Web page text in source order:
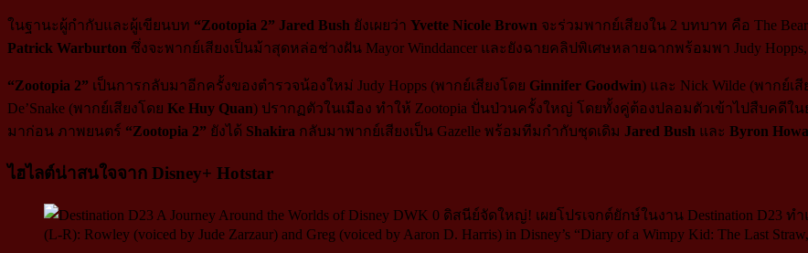
ในฐานะผู้กำกับและผู้เขียนบท “Zootopia 2” Jared Bush ยังเผยว่า Yvette Nicole Brown จะร่วมพากย์เสียงใน 2 บทบาท คือ The
Patrick Warburton ซึ่งจะพากย์เสียงเป็นม้าสุดหล่อช่างฝัน Mayor Winddancer และยังฉายคลิปพิเศษหลายฉากพร้อมพา Judy
“Zootopia 2” เป็นการกลับมาอีกครั้งของตำรวจน้องใหม่ Judy Hopps (พากย์เสียงโดย Ginnifer Goodwin) และ Nick Wilde (พากย์เสี
De’Snake (พากย์เสียงโดย Ke Huy Quan) ปรากฏตัวในเมือง ทำให้ Zootopia ปั่นป่วนครั้งใหญ่ โดยทั้งคู่ต้องปลอมตัวเข้าไปสืบค
มาก่อน ภาพยนตร์ “Zootopia 2” ยังได้ Shakira กลับมาพากย์เสียงเป็น Gazelle พร้อมทีมกำกับชุดเดิม Jared Bush และ Byron
ไฮไลต์น่าสนใจจาก Disney+ Hotstar
(L-R): Rowley (voiced by Jude Zarzaur) and Greg (voiced by Aaron D. Harris) in Disney’s “Diary of a Wimpy Kid: The Last